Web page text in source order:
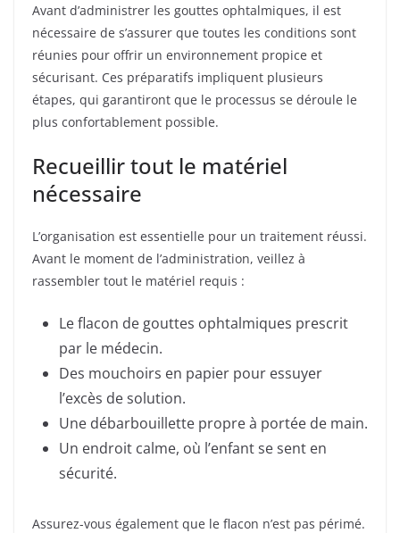
Avant d’administrer les gouttes ophtalmiques, il est
nécessaire de s’assurer que toutes les conditions sont
réunies pour offrir un environnement propice et
sécurisant. Ces préparatifs impliquent plusieurs
étapes, qui garantiront que le processus se déroule le
plus confortablement possible.
Recueillir tout le matériel
nécessaire
L’organisation est essentielle pour un traitement réussi.
Avant le moment de l’administration, veillez à
rassembler tout le matériel requis :
Le flacon de gouttes ophtalmiques prescrit
par le médecin.
Des mouchoirs en papier pour essuyer
l’excès de solution.
Une débarbouillette propre à portée de main.
Un endroit calme, où l’enfant se sent en
sécurité.
Assurez-vous également que le flacon n’est pas périmé.